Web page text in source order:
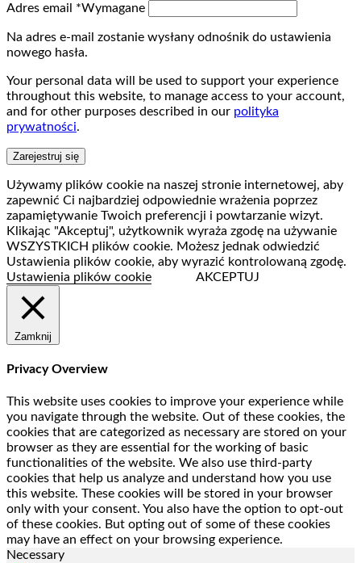
Adres email *Wymagane
Na adres e-mail zostanie wysłany odnośnik do ustawienia
nowego hasła.
Your personal data will be used to support your experience
throughout this website, to manage access to your account,
and for other purposes described in our polityka
prywatności.
Zarejestruj się
Używamy plików cookie na naszej stronie internetowej, aby
zapewnić Ci najbardziej odpowiednie wrażenia poprzez
zapamiętywanie Twoich preferencji i powtarzanie wizyt.
Klikając "Akceptuj", użytkownik wyraża zgodę na używanie
WSZYSTKICH plików cookie. Możesz jednak odwiedzić
Ustawienia plików cookie, aby wyrazić kontrolowaną zgodę.
Ustawienia plików cookie
AKCEPTUJ
Zamknij
Privacy Overview
This website uses cookies to improve your experience while
you navigate through the website. Out of these cookies, the
cookies that are categorized as necessary are stored on your
browser as they are essential for the working of basic
functionalities of the website. We also use third-party
cookies that help us analyze and understand how you use
this website. These cookies will be stored in your browser
only with your consent. You also have the option to opt-out
of these cookies. But opting out of some of these cookies
may have an effect on your browsing experience.
Necessary